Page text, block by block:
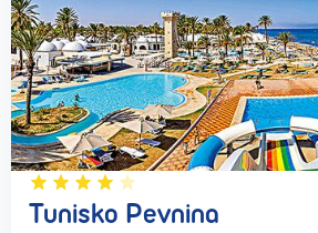
Tunisko Pevnina